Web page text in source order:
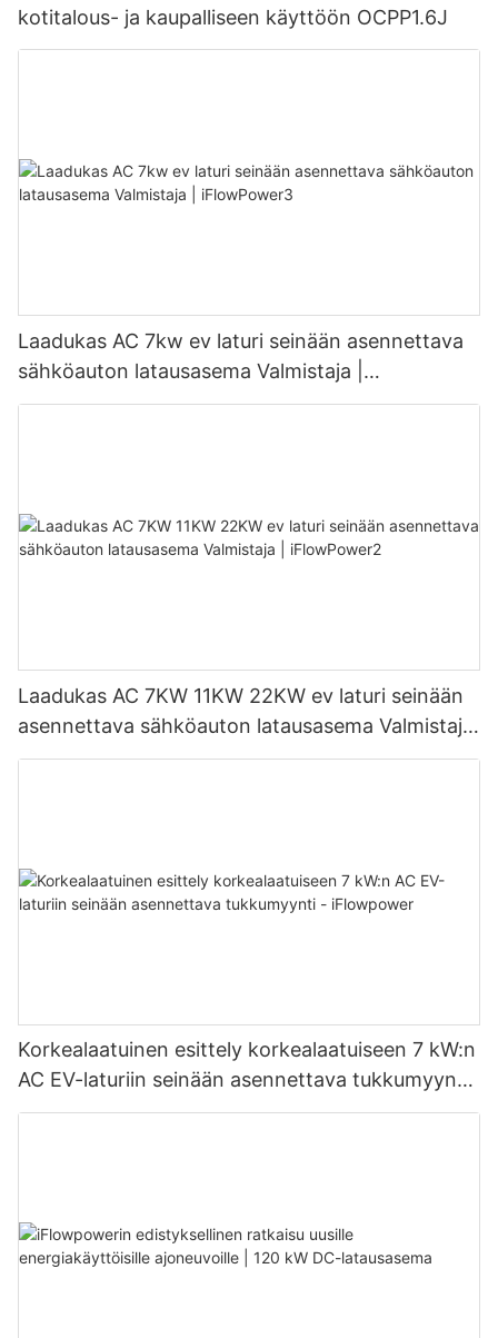
kotitalous- ja kaupalliseen käyttöön OCPP1.6J
Laadukas AC 7kw ev laturi seinään asennettava
sähköauton latausasema Valmistaja |
iFlowPower3
Laadukas AC 7KW 11KW 22KW ev laturi seinään
asennettava sähköauton latausasema Valmistaja
| iFlowPower2
Korkealaatuinen esittely korkealaatuiseen 7 kW:n
AC EV-laturiin seinään asennettava tukkumyynti
- iFlowpower